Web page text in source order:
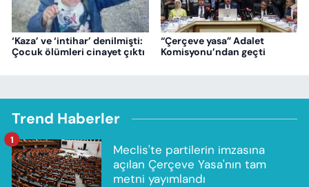
‘Kaza’ ve ‘intihar’ denilmişti:
Çocuk ölümleri cinayet çıktı
“Çerçeve yasa” Adalet
Komisyonu’ndan geçti
Trend Haberler
Meclis'te partilerin imzasına
açılan Çerçeve Yasa'nın tam
metni yayımlandı
1